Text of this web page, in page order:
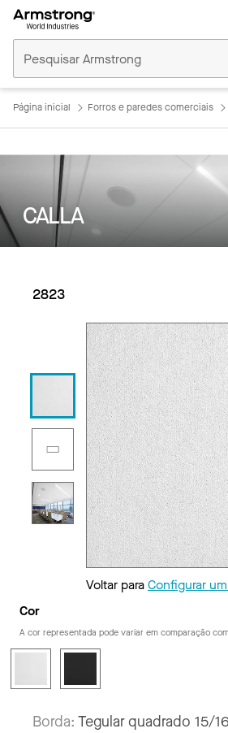
Comerciais
Início
Página inicial Forros e paredes comerciais
CALLA
2823
Voltar paraConfigurar
Cor
A cor representada pode variar em comparação
Borda: Tegular quadrado 15/